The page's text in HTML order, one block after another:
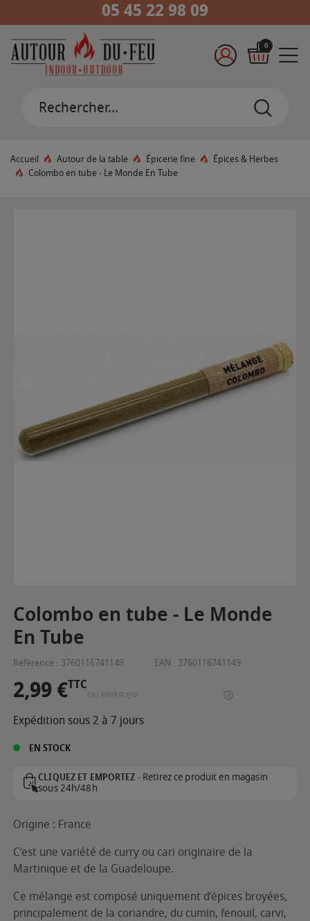
05 45 22 98 09
0
Accueil Autour de la table Épicerie fine
Épices & Herbes
Colombo en tube - Le Monde En Tube
Colombo en tube - Le Monde
En Tube
Référence : 3760116741149 EAN : 3760116741149
2,99 €TTC
OU PAYER EN
Expédition sous 2 à 7 jours
EN STOCK
CLIQUEZ ET EMPORTEZ -Retirez ce produit en magasin
sous 24h/48h
Origine : France
C’est une variété de curry ou cari originaire de la
Martinique et de la Guadeloupe.
Ce mélange est composé uniquement d’épices broyées,
principalement de la coriandre, du cumin, fenouil, carvi,